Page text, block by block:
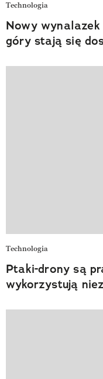
Technologia
Nowy
góry stają się
Technologia
Ptaki-drony są
wykorzystują